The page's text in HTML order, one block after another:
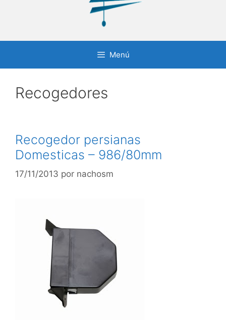
Menú
Recogedores
Recogedor persianas
Domesticas – 986/80mm
17/11/2013 por nachosm